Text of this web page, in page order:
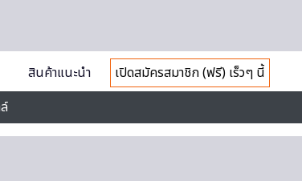
สินค้าแนะนำ
เปิดสมัครสมาชิก (ฟรี) เร็วๆ นี้